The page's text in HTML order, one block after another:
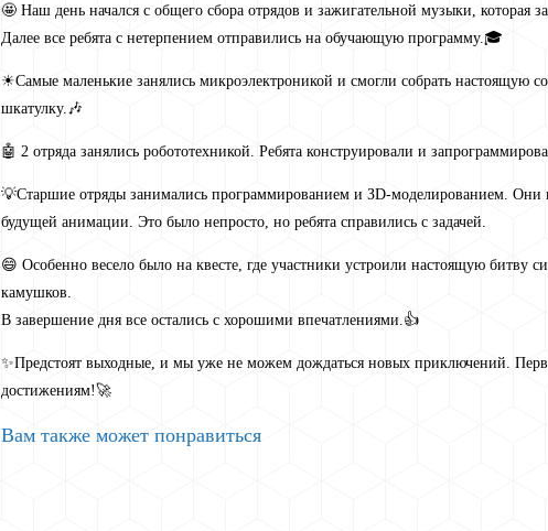
🤩 Наш день начался с общего сбора отрядов и зажигательной музыки, которая
Далее все ребята с нетерпением отправились на обучающую программу.🎓
☀Самые маленькие занялись микроэлектроникой и смогли собрать настоящую
шкатулку.🎶
🤖 2 отряда занялись робототехникой. Ребята конструировали и
💡Старшие отряды занимались программированием и ЗD-моделированием.
будущей анимации. Это было непросто, но ребята справились с задачей.
😄 Особенно весело было на квесте, где участники устроили настоящую битву
камушков.
В завершение дня все остались с хорошими впечатлениями.👍
✨Предстоят выходные, и мы уже не можем дождаться новых приключений.
достижениям!🚀
Вам также может понравиться